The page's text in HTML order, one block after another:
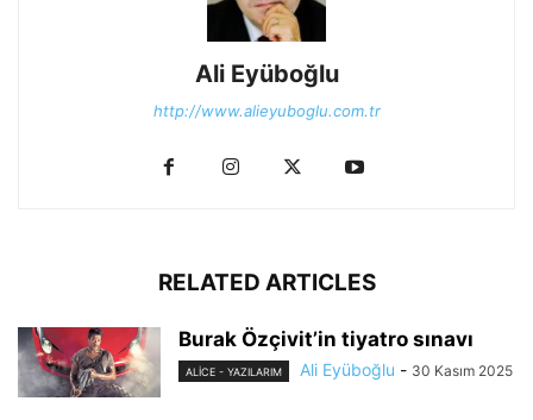
Ali Eyüboğlu
http://www.alieyuboglu.com.tr
RELATED ARTICLES
Burak Özçivit’in tiyatro sınavı
ALİCE - YAZILARIM Ali Eyüboğlu - 30 Kasım 2025